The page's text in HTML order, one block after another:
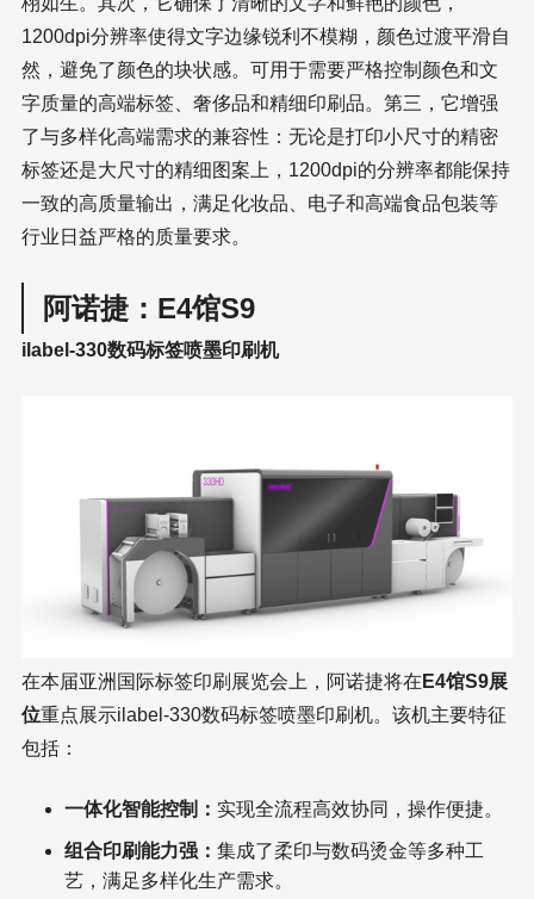
1200dpi分辨率使得文字边缘锐利不模糊，颜色过渡平滑自
然，避免了颜色的块状感。可用于需要严格控制颜色和文
字质量的高端标签、奢侈品和精细印刷品。第三，它增强
了与多样化高端需求的兼容性：无论是打印小尺寸的精密
标签还是大尺寸的精细图案上，1200dpi的分辨率都能保持
一致的高质量输出，满足化妆品、电子和高端食品包装等
行业日益严格的质量要求。
阿诺捷：E4馆S9
ilabel-330数码标签喷墨印刷机
在本届亚洲国际标签印刷展览会上，阿诺捷将在 E4馆S9展
位重点展示ilabel-330数码标签喷墨印刷机。该机主要特征
包括：
一体化智能控制： 实现全流程高效协同，操作便捷。
组合印刷能力强： 集成了柔印与数码烫金等多种工
艺，满足多样化生产需求。